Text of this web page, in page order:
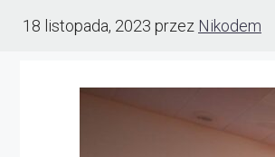
18 listopada, 2023 przez Nikodem